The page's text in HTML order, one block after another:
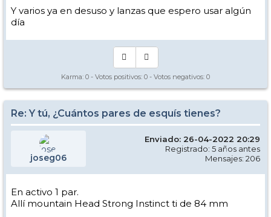
Y varios ya en desuso y lanzas que espero usar algún
día
Karma: 0 - Votos positivos: 0 - Votos negativos: 0
Re: Y tú, ¿Cuántos pares de esquís tienes?
joseg06
Enviado: 26-04-2022 20:29
Registrado: 5 años antes
Mensajes: 206
En activo 1 par.
Allí mountain Head Strong Instinct ti de 84 mm